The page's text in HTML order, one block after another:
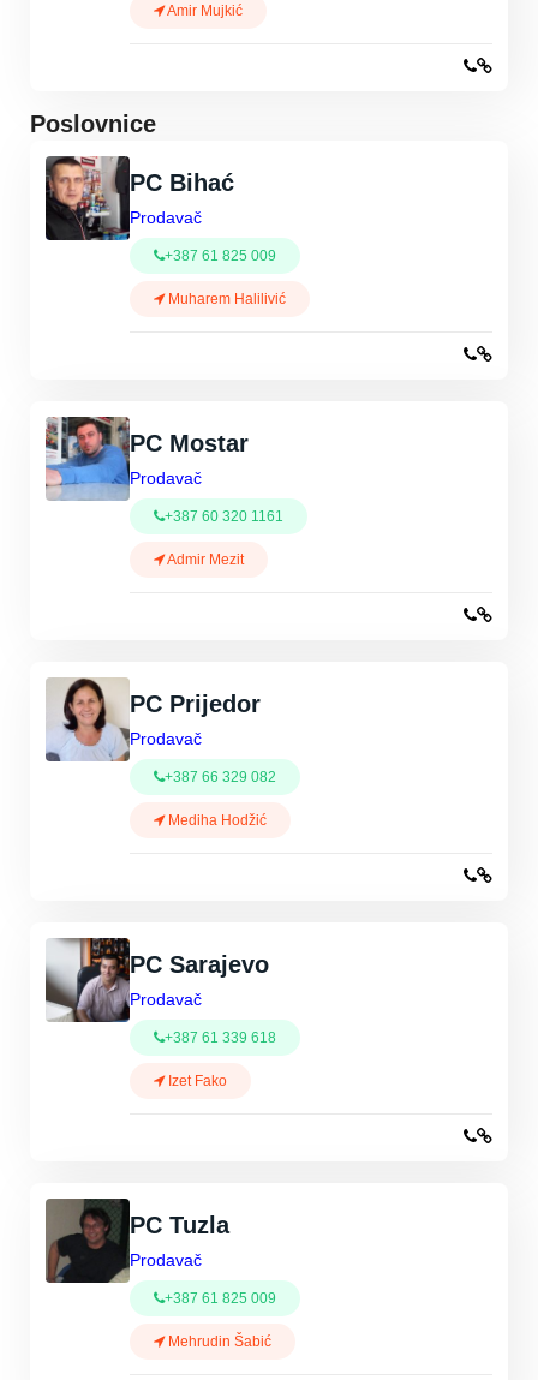
Amir Mujkić
Poslovnice
PC Bihać
Prodavač
+387 61 825 009
Muharem Halilivić
PC Mostar
Prodavač
+387 60 320 1161
Admir Mezit
PC Prijedor
Prodavač
+387 66 329 082
Mediha Hodžić
PC Sarajevo
Prodavač
+387 61 339 618
Izet Fako
PC Tuzla
Prodavač
+387 61 825 009
Mehrudin Šabić